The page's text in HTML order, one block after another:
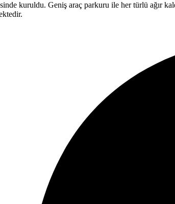
kuruldu. Geniş araç parkuru ile her türlü ağır